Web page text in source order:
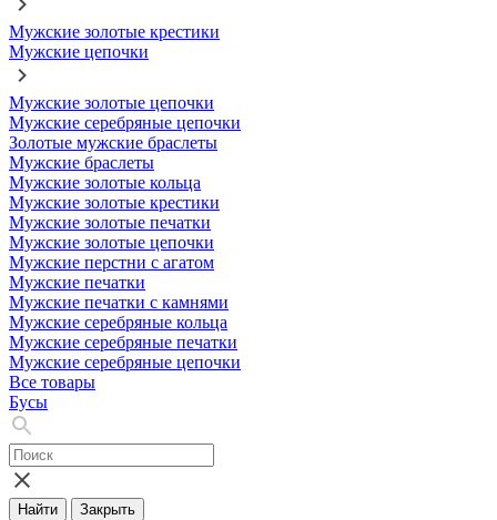
Мужские золотые крестики
Мужские цепочки
Мужские золотые цепочки
Мужские серебряные цепочки
Золотые мужские браслеты
Мужские браслеты
Мужские золотые кольца
Мужские золотые крестики
Мужские золотые печатки
Мужские золотые цепочки
Мужские перстни с агатом
Мужские печатки
Мужские печатки с камнями
Мужские серебряные кольца
Мужские серебряные печатки
Мужские серебряные цепочки
Все товары
Бусы
Найти Закрыть